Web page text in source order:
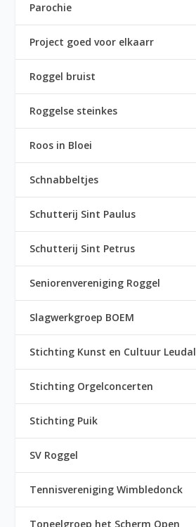
Parochie
Project goed voor elkaarr
Roggel bruist
Roggelse steinkes
Roos in Bloei
Schnabbeltjes
Schutterij Sint Paulus
Schutterij Sint Petrus
Seniorenvereniging Roggel
Slagwerkgroep BOEM
Stichting Kunst en Cultuur Leudal
Stichting Orgelconcerten
Stichting Puik
SV Roggel
Tennisvereniging Wimbledonck
Toneelgroep het Scherm Open